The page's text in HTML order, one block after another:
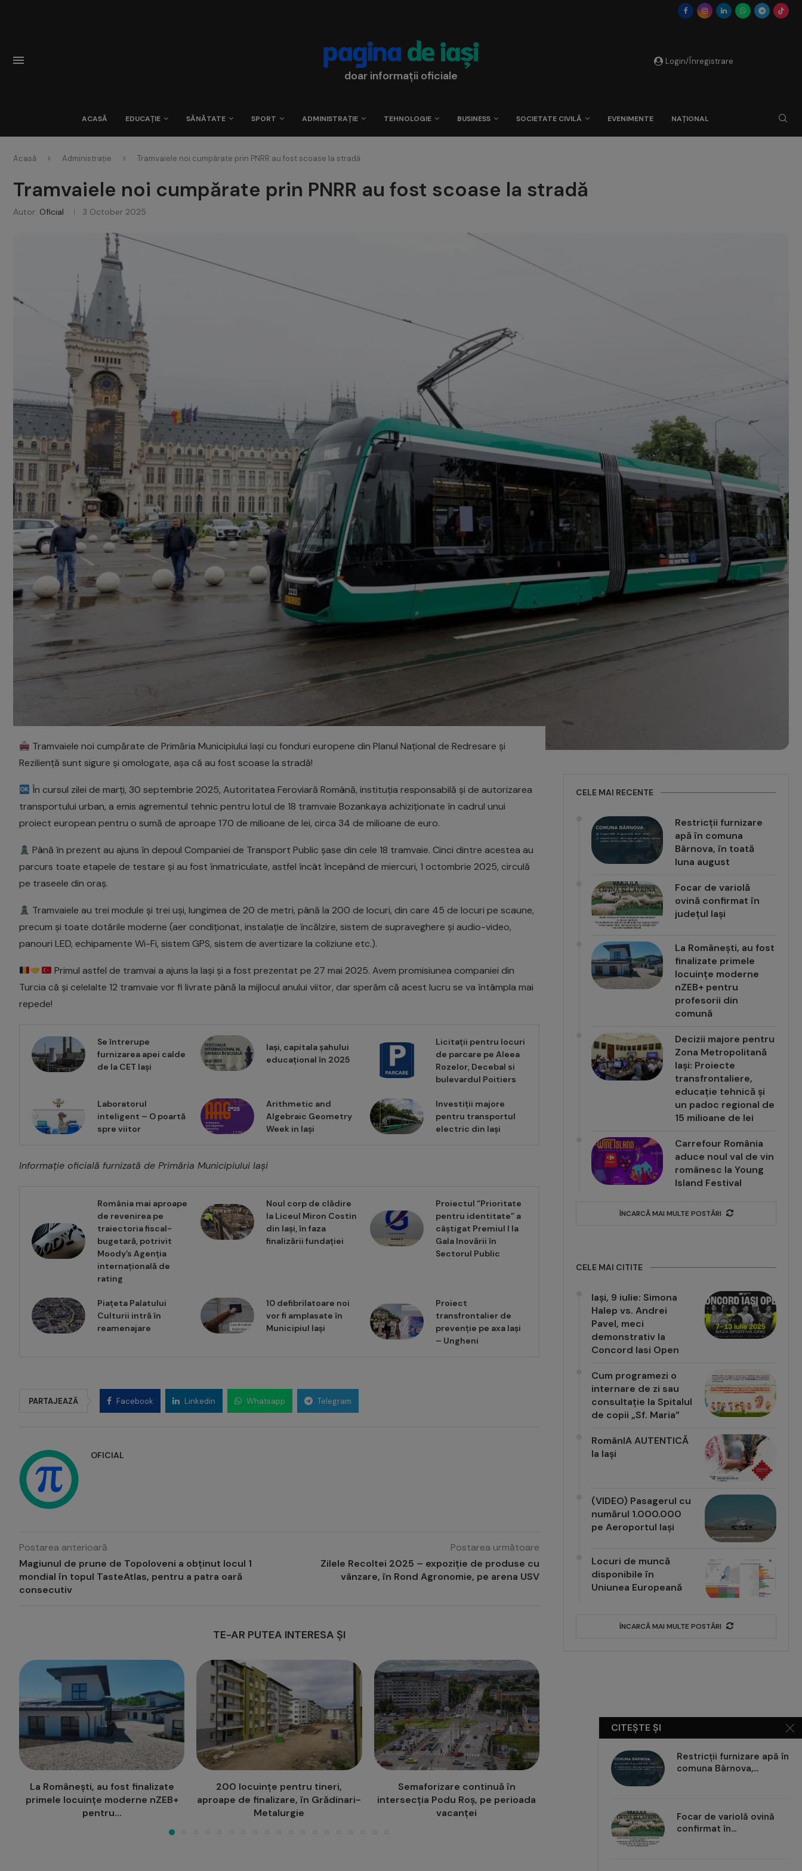
doar informații oficiale
Login/Înregistrare
ACASĂ EDUCAȚIE SĂNĂTATE SPORT ADMINISTRAȚIE TEHNOLOGIE BUSINESS SOCIETATE CIVILĂ EVENIMENTE NAȚIONAL
Acasă Administrație Tramvaiele noi cumpărate prin PNRR au fost scoase la stradă
Tramvaiele noi cumpărate prin PNRR au fost scoase la stradă
Autor: Oficial 3 October 2025
Tramvaiele noi cumpărate de Primăria Municipiului Iași cu fonduri europene din Planul Național de Redresare și
Reziliență sunt sigure și omologate, așa că au fost scoase la stradă!
În cursul zilei de marți, 30 septembrie 2025, Autoritatea Feroviară Română, instituția responsabilă și de autorizarea
transportului urban, a emis agrementul tehnic pentru lotul de 18 tramvaie Bozankaya achiziționate în cadrul unui
proiect european pentru o sumă de aproape 170 de milioane de lei, circa 34 de milioane de euro.
Până în prezent au ajuns în depoul Companiei de Transport Public șase din cele 18 tramvaie. Cinci dintre acestea au
parcurs toate etapele de testare și au fost înmatriculate, astfel încât începând de miercuri, 1 octombrie 2025, circulă
pe traseele din oraș.
Tramvaiele au trei module și trei uși, lungimea de 20 de metri, până la 200 de locuri, din care 45 de locuri pe scaune,
precum și toate dotările moderne (aer condiționat, instalație de încălzire, sistem de supraveghere și audio-video,
panouri LED, echipamente Wi-Fi, sistem GPS, sistem de avertizare la coliziune etc.).
Primul astfel de tramvai a ajuns la Iași și a fost prezentat pe 27 mai 2025. Avem promisiunea companiei din
Turcia că și celelalte 12 tramvaie vor fi livrate până la mijlocul anului viitor, dar sperăm că acest lucru se va întâmpla mai
repede!
Se întrerupe
furnizarea apei calde
de la CET Iași
Iași, capitala șahului
educațional în 2025
Licitații pentru locuri
de parcare pe Aleea
Rozelor, Decebal si
bulevardul Poitiers
Laboratorul
inteligent – O poartă
spre viitor
Arithmetic and
Algebraic Geometry
Week in Iași
Investiții majore
pentru transportul
electric din Iași
Informație oficială furnizată de Primăria Municipiului Iași
România mai aproape
de revenirea pe
traiectoria fiscal-
bugetară, potrivit
Moody’s Agenția
internațională de
rating
Noul corp de clădire
la Liceul Miron Costin
din Iași, în faza
finalizării fundației
Proiectul “Prioritate
pentru identitate” a
câștigat Premiul I la
Gala Inovării în
Sectorul Public
Piațeta Palatului
Culturii intră în
reamenajare
10 defibrilatoare noi
vor fi amplasate în
Municipiul Iași
Proiect
transfrontalier de
prevenție pe axa Iași
– Ungheni
PARTAJEAZĂ Facebook Linkedin Whatsapp Telegram
OFICIAL
Postarea anterioară
Magiunul de prune de Topoloveni a obținut locul 1
mondial în topul TasteAtlas, pentru a patra oară
consecutiv
Postarea următoare
Zilele Recoltei 2025 – expoziție de produse cu
vânzare, în Rond Agronomie, pe arena USV
TE-AR PUTEA INTERESA ȘI
200 locuințe pentru tineri,
aproape de finalizare, în Grădinari-
Metalurgie
Semaforizare continuă în
intersecția Podu Roș, pe perioada
vacanței
Program de vară pentru copii și
adolescenți: „Vacanța
(re)Creativă”, la...
CJ Iași cumpără Maternitatea
CELE MAI RECENTE
Restricții furnizare
apă în comuna
Bârnova, în toată
luna august
Focar de variolă
ovină confirmat în
județul Iași
La Românești, au fost
finalizate primele
locuințe moderne
nZEB+ pentru
profesorii din
comună
Decizii majore pentru
Zona Metropolitană
Iași: Proiecte
transfrontaliere,
educație tehnică și
un padoc regional de
15 milioane de lei
Carrefour România
aduce noul val de vin
românesc la Young
Island Festival
ÎNCARCĂ MAI MULTE POSTĂRI
CELE MAI CITITE
Iași, 9 iulie: Simona
Halep vs. Andrei
Pavel, meci
demonstrativ la
Concord Iasi Open
Cum programezi o
internare de zi sau
consultație la Spitalul
de copii „Sf. Maria”
RomânIA AUTENTICĂ
la Iași
(VIDEO) Pasagerul cu
numărul 1.000.000
pe Aeroportul Iași
Locuri de muncă
disponibile în
Uniunea Europeană
ÎNCARCĂ MAI MULTE POSTĂRI
CITEȘTE ȘI
Restricții furnizare apă în
comuna Bârnova,...
Focar de variolă ovină
confirmat în...